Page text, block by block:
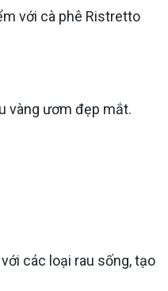
với cà phê Ristretto
vàng ươm đẹp mắt.
các loại rau sống, tạo